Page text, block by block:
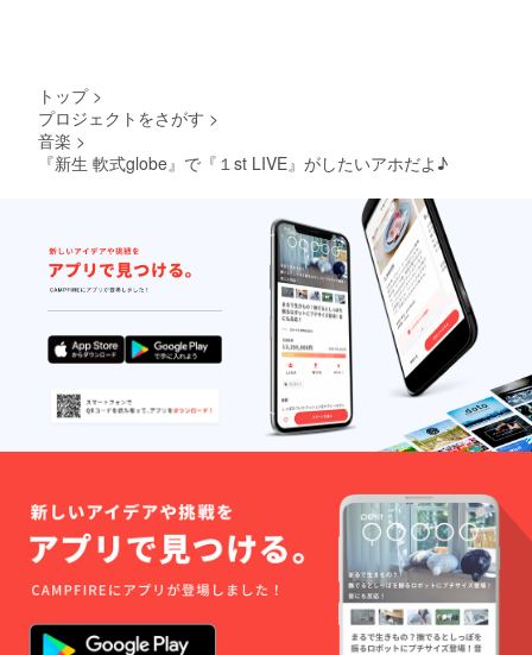
トップ >
プロジェクトをさがす >
音楽 >
『新生 軟式globe』で『１st LIVE』がしたいアホだよ♪